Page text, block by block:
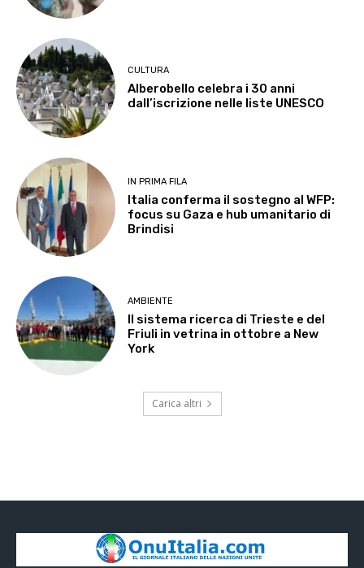
CULTURA
Alberobello celebra i 30 anni
dall’iscrizione nelle liste UNESCO
IN PRIMA FILA
Italia conferma il sostegno al WFP:
focus su Gaza e hub umanitario di
Brindisi
AMBIENTE
Il sistema ricerca di Trieste e del
Friuli in vetrina in ottobre a New
York
Carica altri